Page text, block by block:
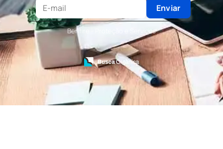
Terceirização de Recepcionista
Terceirização de Serviços de Recepcionistas
Treinamento de Bombeiro Civil
Treinamento de Bombeiros
Treinamento de Brigada
Treinamento de Brigada de Emergência
Treinamento de Brigada de Incêndio
Treinamento de Brigada de Incêndio Valor
Treinamento de Brigadista de Incêndio
Treinamento de Combate a Incêndio NR 23
Enviar
Benfire - Proteção e Serviços